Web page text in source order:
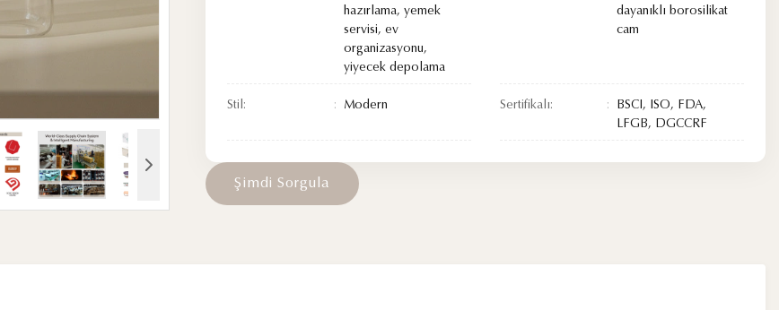
hazırlama, yemek
servisi, ev
organizasyonu,
yiyecek depolama
dayanıklı borosilikat
cam
Stil: Modern Sertifikalı:
BSCI, ISO, FDA,
LFGB, DGCCRF
Şimdi Sorgu a